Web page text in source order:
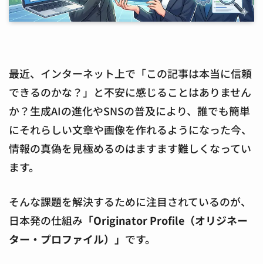
最近、インターネット上で「この記事は本当に信頼
できるのかな？」と不安に感じることはありません
か？生成AIの進化やSNSの普及により、誰でも簡単
にそれらしい文章や画像を作れるようになった今、
情報の真偽を見極めるのはますます難しくなってい
ます。
そんな課題を解決するために注目されているのが、
日本発の仕組み 「Originator Profile（オリジネー
ター・プロファイル）」 です。